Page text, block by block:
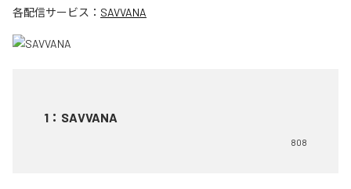
各配信サービス： SAVVANA
1 ： SAVVANA
808